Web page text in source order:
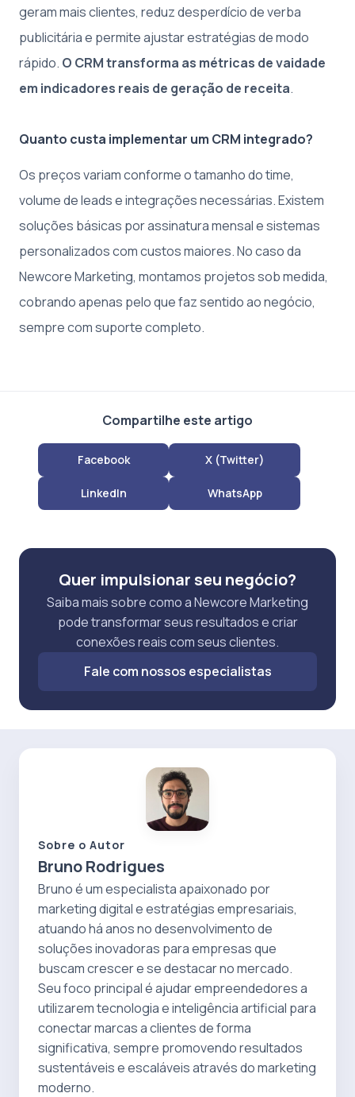
geram mais clientes, reduz desperdício de verba
publicitária e permite ajustar estratégias de modo
rápido. O CRM transforma as métricas de vaidade
em indicadores reais de geração de receita.
Quanto custa implementar um CRM integrado?
Os preços variam conforme o tamanho do time,
volume de leads e integrações necessárias. Existem
soluções básicas por assinatura mensal e sistemas
personalizados com custos maiores. No caso da
Newcore Marketing, montamos projetos sob medida,
cobrando apenas pelo que faz sentido ao negócio,
sempre com suporte completo.
Compartilhe este artigo
Facebook X (Twitter)
LinkedIn WhatsApp
Quer impulsionar seu negócio?
Saiba mais sobre como a Newcore Marketing
pode transformar seus resultados e criar
conexões reais com seus clientes.
Fale com nossos especialistas
Sobre o Autor
Bruno Rodrigues
Bruno é um especialista apaixonado por
marketing digital e estratégias empresariais,
atuando há anos no desenvolvimento de
soluções inovadoras para empresas que
buscam crescer e se destacar no mercado.
Seu foco principal é ajudar empreendedores a
utilizarem tecnologia e inteligência artificial para
conectar marcas a clientes de forma
significativa, sempre promovendo resultados
sustentáveis e escaláveis através do marketing
moderno.